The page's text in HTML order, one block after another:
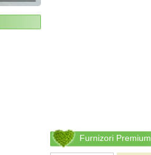
Furnizori Premium